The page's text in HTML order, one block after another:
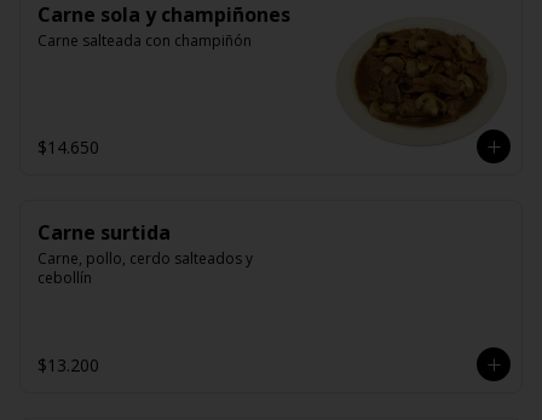
Carne sola y champiñones
Carne salteada con champiñón
$14.650
Carne surtida
Carne, pollo, cerdo salteados y
cebollín
$13.200